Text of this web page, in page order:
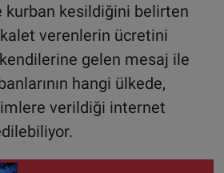
kurban kesildiğini belirten
verenlerin ücretini
gelen mesaj ile
hangi ülkede,
verildiği internet